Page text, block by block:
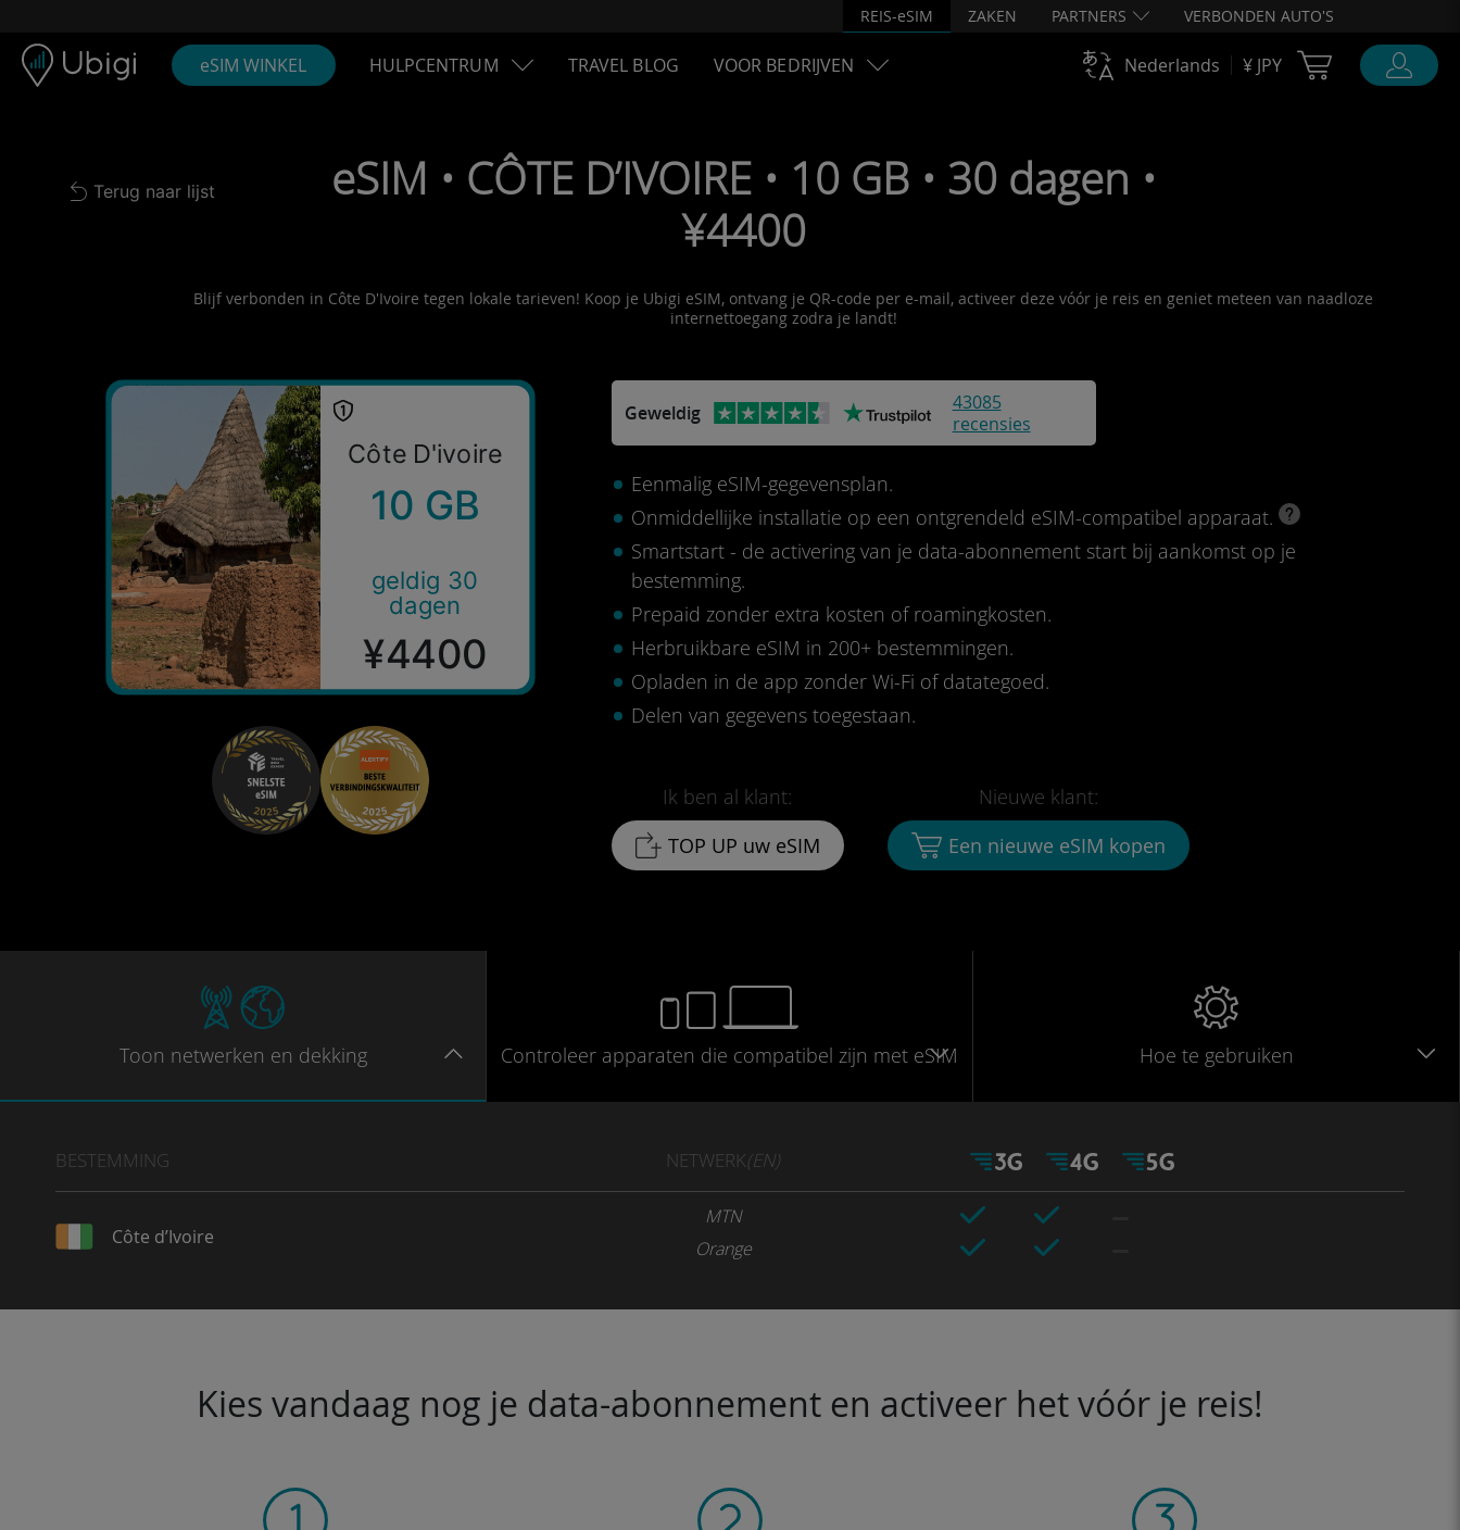
REIS-eSIM ZAKEN PARTNERS VERBONDEN AUTO'S
eSIM WINKEL HULPCENTRUM TRAVEL BLOG VOOR BEDRIJVEN Nederlands ¥ JPY Cart Ubigi
Back to list
Terug naar lijst
eSIM • CÔTE D’IVOIRE • 10 GB • 30 dagen •
¥4400
Blijf verbonden in Côte D'Ivoire tegen lokale tarieven! Koop je Ubigi eSIM, ontvang je QR-code per e-mail, activeer deze vóór je reis en geniet meteen van naadloze
internettoegang zodra je landt!
Côte D'ivoire
10 GB
geldig 30
dagen
¥4400
Geweldig
43085
recensies
Eenmalig eSIM-gegevensplan.
Onmiddellijke installatie op een ontgrendeld eSIM-compatibel apparaat.
Smartstart - de activering van je data-abonnement start bij aankomst op je
bestemming.
Prepaid zonder extra kosten of roamingkosten.
Herbruikbare eSIM in 200+ bestemmingen.
Opladen in de app zonder Wi-Fi of datategoed.
Delen van gegevens toegestaan.
Ik ben al klant:
TOP UP uw eSIM
Nieuwe klant:
Een nieuwe eSIM kopen
Toon netwerken en dekking Controleer apparaten die compatibel zijn met eSIM Hoe te gebruiken
BESTEMMING NETWERK(EN)
Côte d’Ivoire
MTN
Orange
Kies vandaag nog je data-abonnement en activeer het vóór je reis!